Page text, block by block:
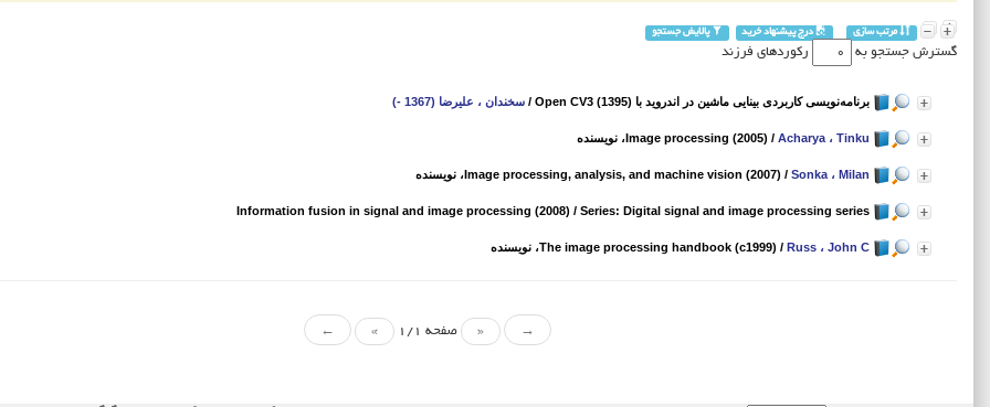
مرتب سازی درج پیشنهاد خرید پالایش جستجو
گسترش جستجو به رکوردهای فرزند
برنامه‌نویسی کاربردی بینایی ماشین در اندروید با Open CV3 (1395) / سخندان ، علیرضا (1367 -)
Image processing (2005) / Acharya ، Tinku ، نویسنده
Image processing, analysis, and machine vision (2007) / Sonka ، Milan ، نویسنده
Information fusion in signal and image processing (2008) / Series: Digital signal and image processing series
The image processing handbook (c1999) / Russ ، John C ، نویسنده
→
« صفحه 1/1 »
←